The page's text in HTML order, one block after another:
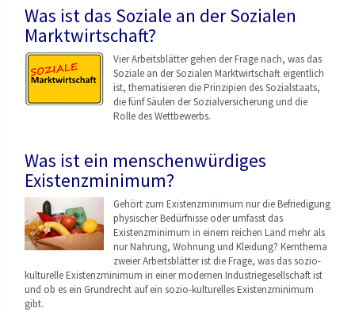
Was ist das Soziale an der Sozialen
Marktwirtschaft?
Vier Arbeitsblätter gehen der Frage nach, was das
Soziale an der Sozialen Marktwirtschaft eigentlich
ist, thematisieren die Prinzipien des Sozialstaats,
die fünf Säulen der Sozialversicherung und die
Rolle des Wettbewerbs.
Was ist ein menschenwürdiges
Existenzminimum?
Gehört zum Existenzminimum nur die Befriedigung
physischer Bedürfnisse oder umfasst das
Existenzminimum in einem reichen Land mehr als
nur Nahrung, Wohnung und Kleidung? Kernthema
zweier Arbeitsblätter ist die Frage, was das sozio-
kulturelle Existenzminimum in einer modernen Industriegesellschaft ist
und ob es ein Grundrecht auf ein sozio-kulturelles Existenzminimum
gibt.